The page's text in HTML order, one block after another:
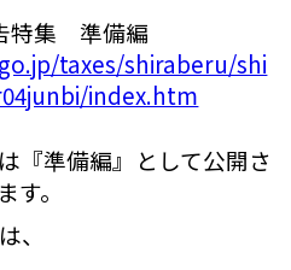
特集 準備編
taxes/shiraberu/shi
index.htm
『準備編』として公開さ
。
、